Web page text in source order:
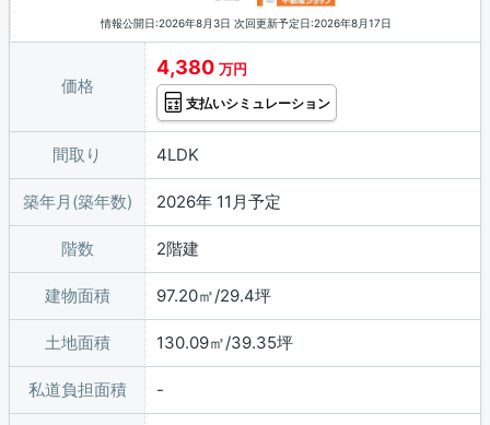
情報公開日:2026年8月3日 次回更新予定日:2026年8月17日
価格
4,380 万円
支払いシミュレーション
間取り 4LDK
築年月(築年数) 2026年 11月予定
階数 2階建
建物面積 97.20㎡/29.4坪
土地面積 130.09㎡/39.35坪
私道負担面積